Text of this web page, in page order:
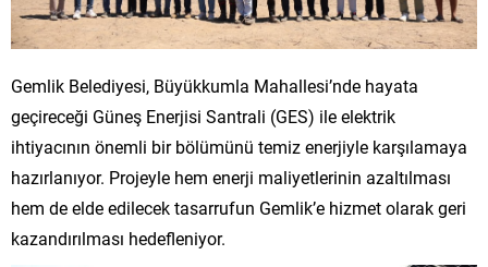
Gemlik Belediyesi, Büyükkumla Mahallesi’nde hayata
geçireceği Güneş Enerjisi Santrali (GES) ile elektrik
ihtiyacının önemli bir bölümünü temiz enerjiyle karşılamaya
hazırlanıyor. Projeyle hem enerji maliyetlerinin azaltılması
hem de elde edilecek tasarrufun Gemlik’e hizmet olarak geri
kazandırılması hedefleniyor.